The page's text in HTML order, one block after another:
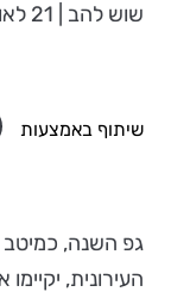
שוש להב | 21 לאוגוסט 2023
גפ השנה, כמיטב
העירונית,
שיתוף באמצעות